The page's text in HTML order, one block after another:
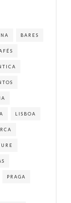
BARES
LISBOA
PRAGA